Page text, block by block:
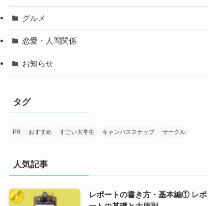
グルメ
恋愛・人間関係
お知らせ
タグ
PR おすすめ すごい大学生 キャンパススナップ サークル
人気記事
レポートの書き方・基本編① レポ